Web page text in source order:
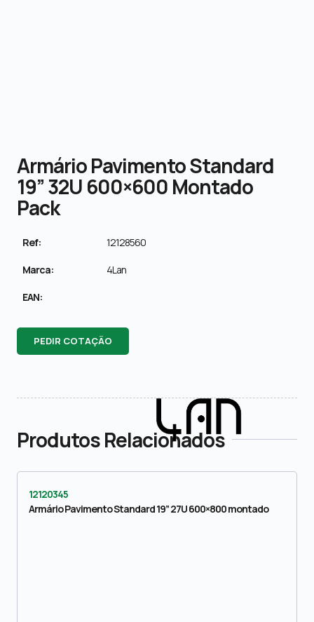
Armário Pavimento Standard
19” 32U 600×600 Montado
Pack
Ref: 12128560
Marca: 4Lan
EAN:
PEDIR COTAÇÃO
Produtos Relacionados
12120345
Armário Pavimento Standard 19” 27U 600×800 montado